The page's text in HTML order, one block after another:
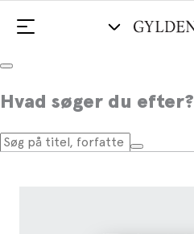
Hvad søger du efter?
Han